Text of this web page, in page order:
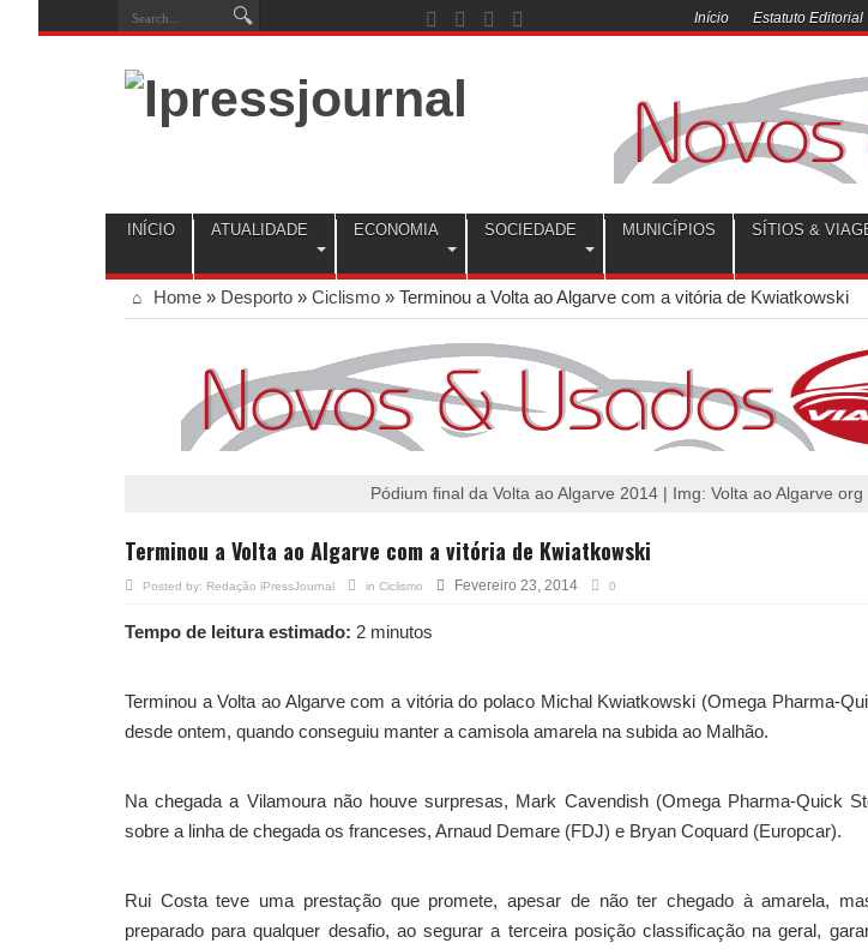
Início Estatuto Editorial
INÍCIO ATUALIDADE ECONOMIA SOCIEDADE MUNICÍPIOS SÍTIOS &
Home » Desporto » Ciclismo » Terminou a Volta ao Algarve com a vitória de Kwiatkowski
Pódium final da Volta ao Algarve 2014 | Img: Volta ao Algarve org
Terminou a Volta ao Algarve com a vitória de Kwiatkowski
Posted by: Redação iPressJournal in Ciclismo Fevereiro 23, 2014 0
Tempo de leitura estimado: 2 minutos
Terminou a Volta ao Algarve com a vitória do polaco Michal Kwiatkowski (Omega Pharma-
desde ontem, quando conseguiu manter a camisola amarela na subida ao Malhão.
Na chegada a Vilamoura não houve surpresas, Mark Cavendish (Omega Pharma-Quick
sobre a linha de chegada os franceses, Arnaud Demare (FDJ) e Bryan Coquard (Europcar).
Rui Costa teve uma prestação que promete, apesar de não ter chegado à amarela,
preparado para qualquer desafio, ao segurar a terceira posição classificação na geral,